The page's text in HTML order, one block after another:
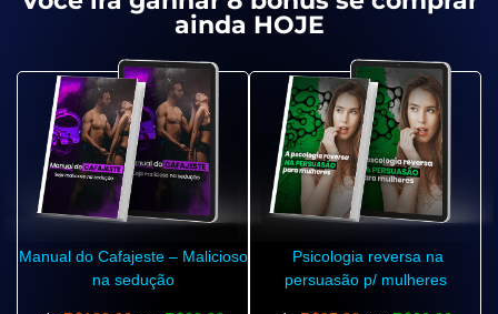
ainda HOJE
Manual do Cafajeste – Malicioso
na sedução
Psicologia reversa na
persuasão p/ mulheres